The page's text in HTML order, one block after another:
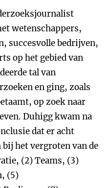
wetenschappers,
succesvolle bedrijven,
op het gebied van
tal van
en ging, zoals
op zoek naar
Duhigg kwam na
dat er acht
het vergroten van de
(2) Teams, (3)
(5)